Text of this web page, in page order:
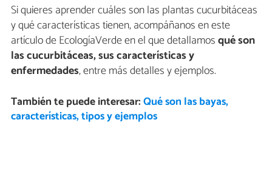
Si quieres aprender cuáles son las plantas cucurbitáceas
y qué características tienen, acompáñanos en este
artículo de EcologíaVerde en el que detallamosqué son
las cucurbitáceas, sus características y
enfermedades, entre más detalles y ejemplos.
También te puede interesar:Qué son las bayas,
características, tipos y ejemplos